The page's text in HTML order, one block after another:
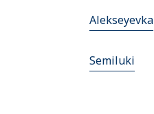
Alekseyevka
Semiluki